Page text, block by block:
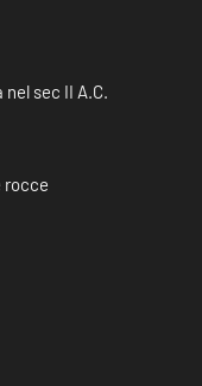
sec II A.C.
rocce